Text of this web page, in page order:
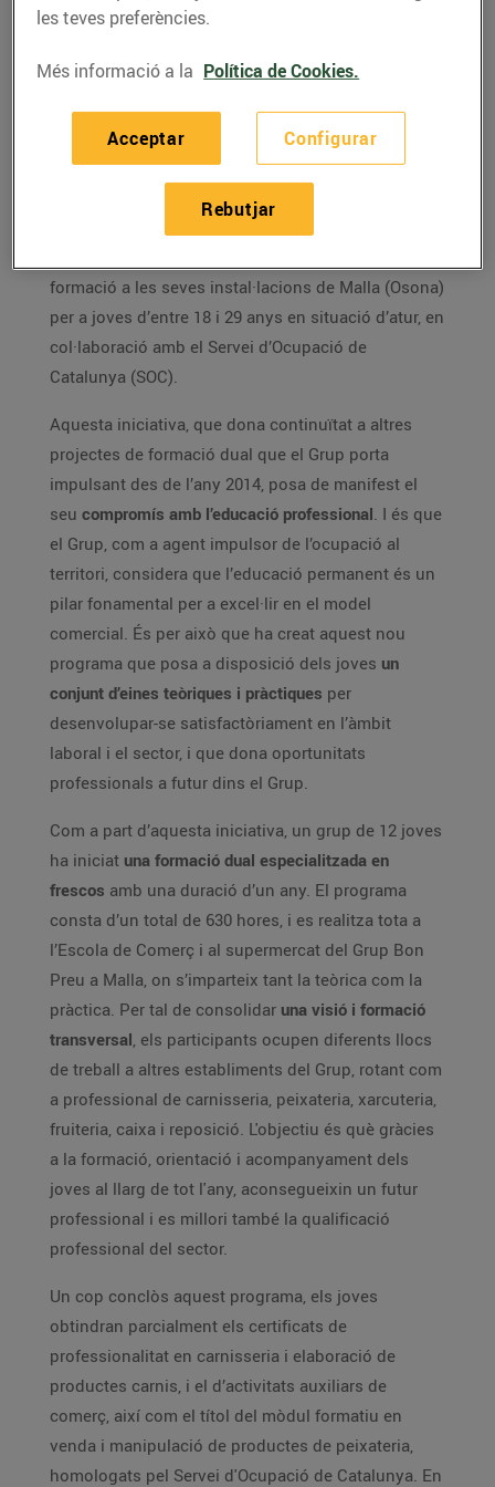
per la formació del Grup, que en el darrer
activitats formatives, i que compta amb un
equip de més de 9.400 persones
treballadores.
formació a les seves instal·lacions de Malla (Osona)
per a joves d’entre 18 i 29 anys en situació d’atur, en
col·laboració amb el Servei d’Ocupació de
Catalunya (SOC).
Aquesta iniciativa, que dona continuïtat a altres
projectes de formació dual que el Grup porta
impulsant des de l’any 2014, posa de manifest el
seu compromís amb l’educació professional. I és que
el Grup, com a agent impulsor de l’ocupació al
territori, considera que l’educació permanent és un
pilar fonamental per a excel·lir en el model
comercial. És per això que ha creat aquest nou
programa que posa a disposició dels joves un
conjunt d’eines teòriques i pràctiques per
desenvolupar-se satisfactòriament en l’àmbit
laboral i el sector, i que dona oportunitats
professionals a futur dins el Grup.
Com a part d’aquesta iniciativa, un grup de 12 joves
ha iniciat una formació dual especialitzada en
frescos amb una duració d’un any. El programa
consta d’un total de 630 hores, i es realitza tota a
l’Escola de Comerç i al supermercat del Grup Bon
Preu a Malla, on s’imparteix tant la teòrica com la
pràctica. Per tal de consolidar una visió i formació
transversal, els participants ocupen diferents llocs
de treball a altres establiments del Grup, rotant com
a professional de carnisseria, peixateria, xarcuteria,
fruiteria, caixa i reposició. L'objectiu és què gràcies
a la formació, orientació i acompanyament dels
joves al llarg de tot l'any, aconsegueixin un futur
professional i es millori també la qualificació
professional del sector.
Un cop conclòs aquest programa, els joves
obtindran parcialment els certificats de
professionalitat en carnisseria i elaboració de
productes carnis, i el d’activitats auxiliars de
comerç, així com el títol del mòdul formatiu en
venda i manipulació de productes de peixateria,
homologats pel Servei d'Ocupació de Catalunya. En
les teves preferències.
Més informació a la Política de Cookies.
Configurar
Rebutjar
Acceptar